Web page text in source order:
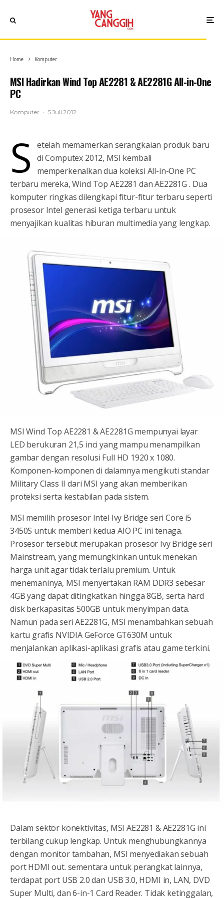
Home Komputer
MSI Hadirkan Wind Top AE2281 & AE2281G All-in-One
PC
Komputer · 5 Juli 2012
S
etelah memamerkan serangkaian produk baru
di Computex 2012, MSI kembali
memperkenalkan dua koleksi All-in-One PC
terbaru mereka, Wind Top AE2281 dan AE2281G . Dua
komputer ringkas dilengkapi fitur-fitur terbaru seperti
prosesor Intel generasi ketiga terbaru untuk
menyajikan kualitas hiburan multimedia yang lengkap.
MSI Wind Top AE2281 & AE2281G mempunyai layar
LED berukuran 21,5 inci yang mampu menampilkan
gambar dengan resolusi Full HD 1920 x 1080.
Komponen-komponen di dalamnya mengikuti standar
Military Class II dari MSI yang akan memberikan
proteksi serta kestabilan pada sistem.
MSI memilih prosesor Intel Ivy Bridge seri Core i5
3450S untuk memberi kedua AIO PC ini tenaga.
Prosesor tersebut merupakan prosesor Ivy Bridge seri
Mainstream, yang memungkinkan untuk menekan
harga unit agar tidak terlalu premium. Untuk
menemaninya, MSI menyertakan RAM DDR3 sebesar
4GB yang dapat ditingkatkan hingga 8GB, serta hard
disk berkapasitas 500GB untuk menyimpan data.
Namun pada seri AE2281G, MSI menambahkan sebuah
kartu grafis NVIDIA GeForce GT630M untuk
menjalankan aplikasi-aplikasi grafis atau game terkini.
Dalam sektor konektivitas, MSI AE2281 & AE2281G ini
terbilang cukup lengkap. Untuk menghubungkannya
dengan monitor tambahan, MSI menyediakan sebuah
port HDMI out. sementara untuk perangkat lainnya,
terdapat port USB 2.0 dan USB 3.0, HDMI in, LAN, DVD
Super Multi, dan 6-in-1 Card Reader. Tidak ketinggalan,